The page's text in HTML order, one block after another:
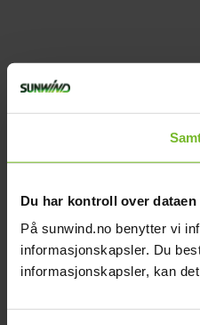
Du har kontroll over dataen
På sunwind.no benytter vi
informasjonskapsler. Du
informasjonskapsler, kan